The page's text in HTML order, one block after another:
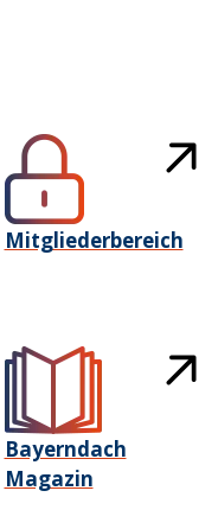
Mitgliederbereich
Bayerndach
Magazin